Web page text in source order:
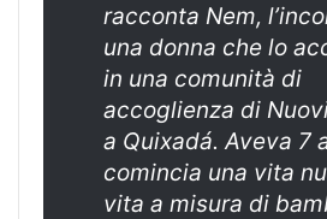
racconta Nem,
una donna che lo
in una comunità di
accoglienza di
a Quixadá. Aveva 7
comincia una vita
vita a misura di